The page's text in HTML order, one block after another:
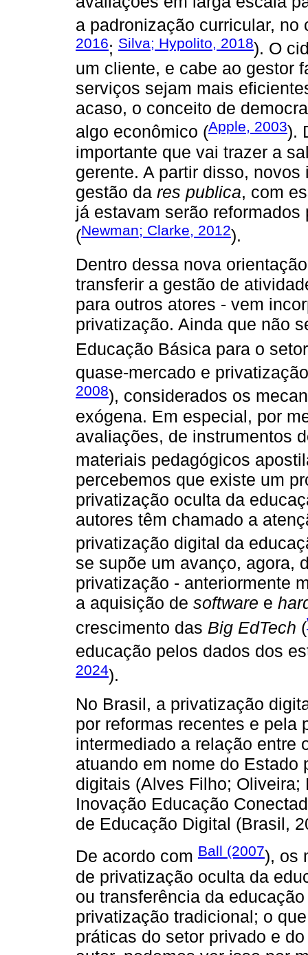
a padronização curricular, no
2016; Silva; Hypolito, 2018). O
um cliente, e cabe ao gestor
serviços sejam mais
acaso, o conceito de
algo econômico (Apple, 2003).
importante que vai trazer a
gerente. A partir disso,
gestão da res publica, com
já estavam serão
(Newman; Clarke, 2012).
Dentro dessa nova
transferir a gestão de
para outros atores - vem
privatização. Ainda que não
Educação Básica para o
quase-mercado e
2008), considerados os
exógena. Em especial, por
avaliações, de instrumentos
materiais pedagógicos
percebemos que existe um
privatização oculta da
autores têm chamado a
privatização digital da
se supõe um avanço, agora,
privatização - anteriormente
a aquisição de software e
crescimento das Big EdTech (
educação pelos dados dos
2024).
No Brasil, a privatização
por reformas recentes e pela
intermediado a relação entre
atuando em nome do
digitais (Alves Filho; Oliveira;
Inovação Educação
de Educação Digital (Brasil,
De acordo com Ball (2007), os
de privatização oculta da
ou transferência da
privatização tradicional; o
práticas do setor privado e